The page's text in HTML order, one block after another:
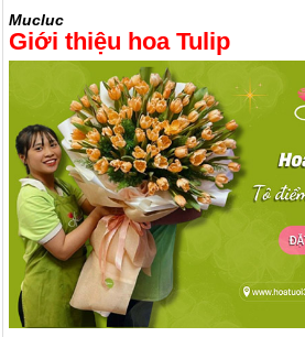
Mucluc
Giới thiệu hoa Tulip